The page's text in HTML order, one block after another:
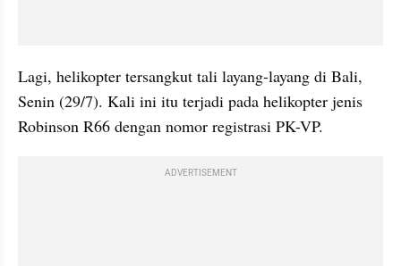
Lagi, helikopter tersangkut tali layang-layang di Bali,
Senin (29/7). Kali ini itu terjadi pada helikopter jenis
Robinson R66 dengan nomor registrasi PK-VP.
ADVERTISEMENT